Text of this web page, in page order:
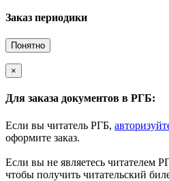
Заказ периодики
Понятно
×
Для заказа документов в РГБ:
Если вы читатель РГБ,
оформите заказ.
Если вы не являетесь читателем
чтобы получить читательский